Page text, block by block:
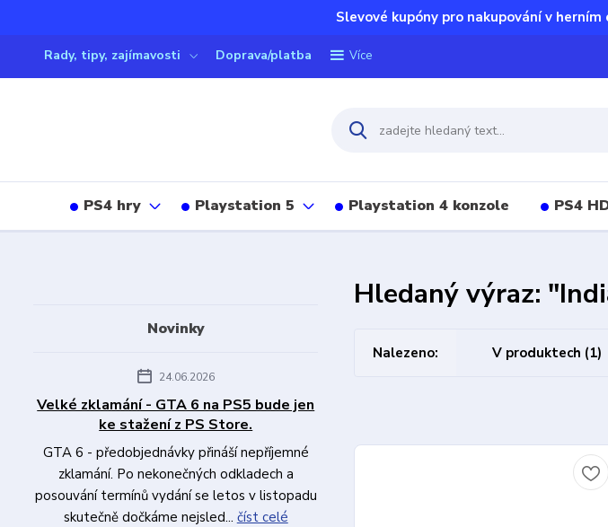
Slevové kupóny pro nakupování v
Rady, tipy, zajímavosti Doprava/platba Více
PS4 hry Playstation 5 Playstation 4 konzole PS4
Novinky
24.06.2026
Velké zklamání - GTA 6 na PS5 bude jen
ke stažení z PS Store.
GTA 6 - předobjednávky přináší nepříjemné
zklamání. Po nekonečných odkladech a
posouvání termínů vydání se letos v listopadu
skutečně dočkáme nejsled... číst celé
Hledaný výraz:
Nalezeno: V produktech (1)